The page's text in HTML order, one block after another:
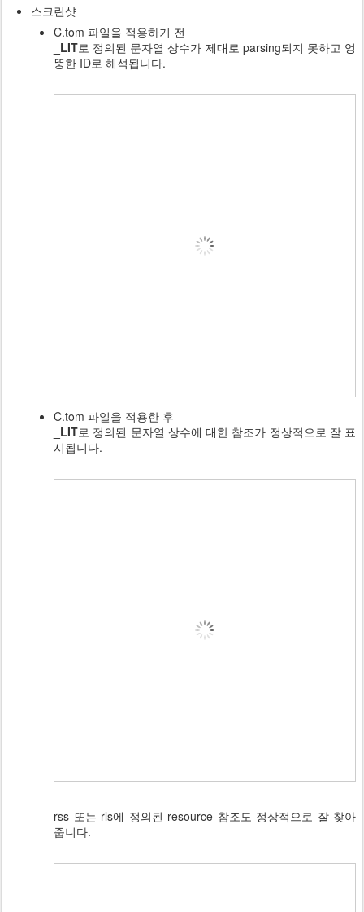
스크린샷
C.tom 파일을 적용하기 전
_LIT로 정의된 문자열 상수가 제대로 parsing되지 못하고 엉
뚱한 ID로 해석됩니다.
C.tom 파일을 적용한 후
_LIT로 정의된 문자열 상수에 대한 참조가 정상적으로 잘 표
시됩니다.
rss 또는 rls에 정의된 resource 참조도 정상적으로 잘 찾아
줍니다.